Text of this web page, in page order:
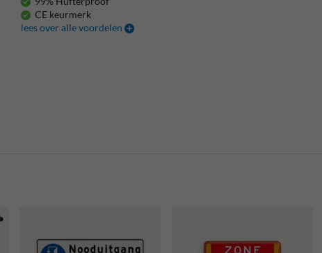
CE keurmerk
lees over alle voordelen